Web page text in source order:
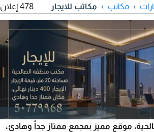
مكاتب مكاتب للايجار 478 إعلان
موقع مميز بمجمع ممتاز جداً وهادئ.